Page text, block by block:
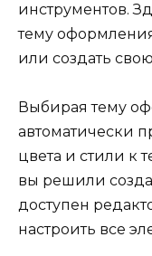
инструментов.
тему
или создать
Выбирая тему
автоматически
цвета и стили к
вы решили
доступен
настроить все